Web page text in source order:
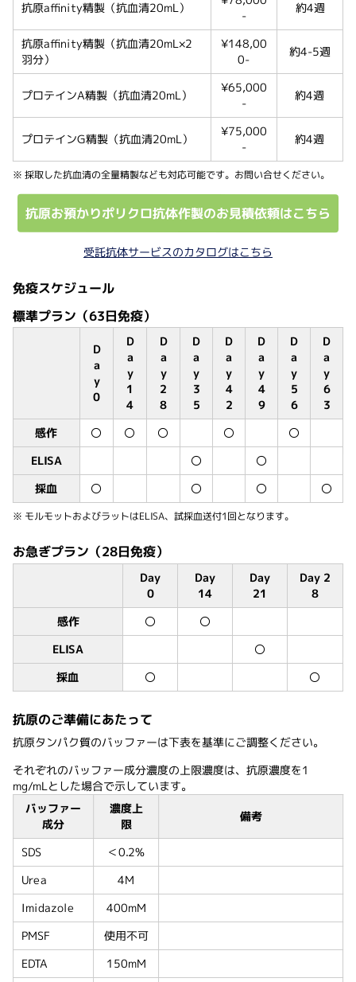
抗原affinity精製（抗血清20mL）
-
約4週
抗原affinity精製（抗血清20mL×2
羽分）
¥148,00
0-
約4-5週
プロテインA精製（抗血清20mL）
¥65,000
-
約4週
プロテインG精製（抗血清20mL）
¥75,000
-
約4週
※ 採取した抗血清の全量精製なども対応可能です。お問い合せください。
抗原お預かりポリクロ抗体作製のお見積依頼はこちら
受託抗体サービスのカタログはこちら
免疫スケジュール
標準プラン（63日免疫）
D
a
y
0
D
a
y
1
4
D
a
y
2
8
D
a
y
3
5
D
a
y
4
2
D
a
y
4
9
D
a
y
5
6
D
a
y
6
3
感作 〇 〇 〇 〇 〇
ELISA 〇 〇
採血 〇 〇 〇 〇
※ モルモットおよびラットはELISA、試採血送付1回となります。
お急ぎプラン（28日免疫）
Day
0
Day
14
Day
21
Day 2
8
感作 〇 〇
ELISA 〇
採血 〇 〇
抗原のご準備にあたって
抗原タンパク質のバッファーは下表を基準にご調整ください。
それぞれのバッファー成分濃度の上限濃度は、抗原濃度を1
mg/mLとした場合で示しています。
バッファー
成分
濃度上
限
備考
SDS ＜0.2%
Urea 4M
Imidazole 400mM
PMSF 使用不可
EDTA 150mM